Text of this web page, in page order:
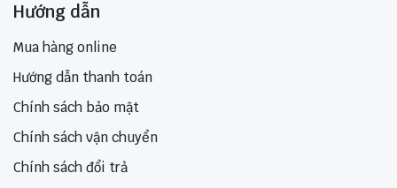
Hướng dẫn
Mua hàng online
Hướng dẫn thanh toán
Chính sách bảo mật
Chính sách vận chuyển
Chính sách đổi trả